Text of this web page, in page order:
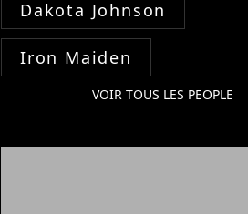
Dakota Johnson
Iron Maiden
VOIR TOUS LES PEOPLE